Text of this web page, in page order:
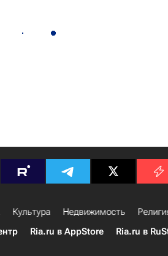
Культура Недвижимость
Ria.ru в AppStore Ria.ru в